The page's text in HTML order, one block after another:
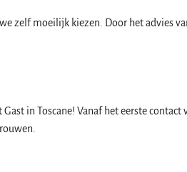
zelf moeilijk kiezen. Door het advies
in Toscane! Vanaf het eerste